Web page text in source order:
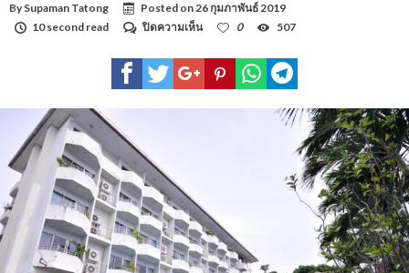
By Supaman Tatong Posted on26 กุมภาพันธ์ 2019
10 second read
ปิดความเห็นบน
เจพี
วิลลา
0 507